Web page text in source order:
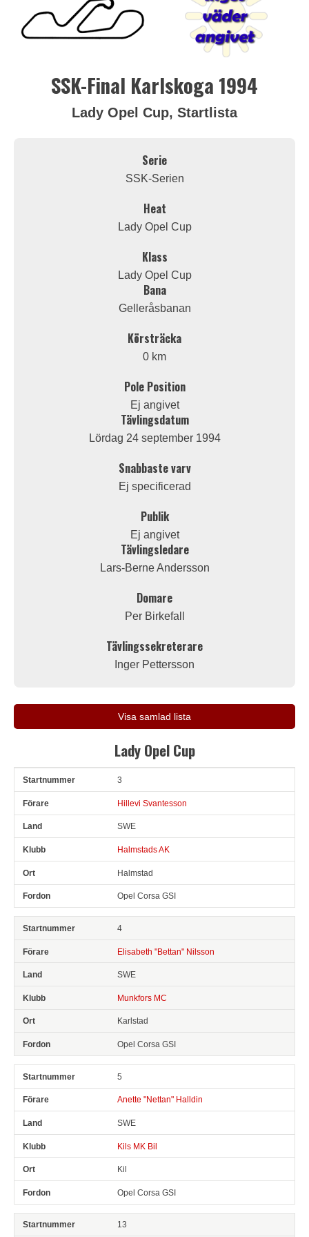
SSK-Final Karlskoga 1994
Lady Opel Cup, Startlista
Serie
SSK-Serien
Heat
Lady Opel Cup
Klass
Lady Opel Cup
Bana
Gelleråsbanan
Körsträcka
0 km
Pole Position
Ej angivet
Tävlingsdatum
Lördag 24 september 1994
Snabbaste varv
Ej specificerad
Publik
Ej angivet
Tävlingsledare
Lars-Berne Andersson
Domare
Per Birkefall
Tävlingssekreterare
Inger Pettersson
Visa samlad lista
Lady Opel Cup
Snr Förare 3
Hillevi Svantesson
SWE
Halmstads AK
Halmstad
Opel Corsa GSI
4
Elisabeth "Bettan" Nilsson
SWE
Munkfors MC
Karlstad
Opel Corsa GSI
5
Anette "Nettan" Halldin
SWE
Kils MK Bil
Kil
Opel Corsa GSI
13